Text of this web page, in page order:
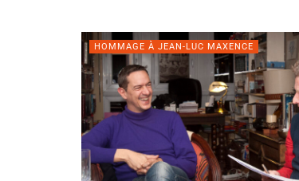
HOMMAGE À JEAN-LUC MAXENCE